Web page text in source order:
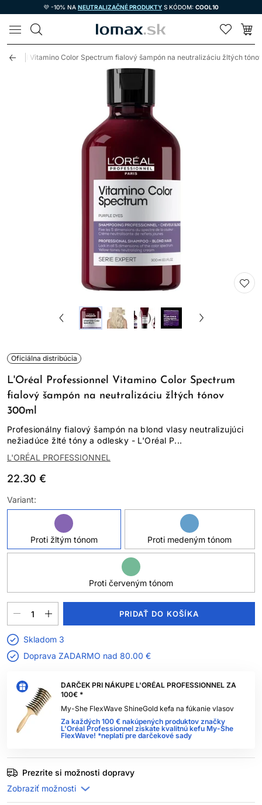
💜 -10% NA NEUTRALIZAČNÉ PRODUKTY S KÓDOM: COOL10
LOMAX
Vitamino Color Spectrum fialový šampón na neutralizáciu žltých
Oficiálna distribúcia
L'Oréal Professionnel Vitamino Color Spectrum
fialový šampón na neutralizáciu žltých tónov
300ml
Profesionálny fialový šampón na blond vlasy neutralizujúci
nežiadúce žlté tóny a odlesky - L'Oréal P...
L'ORÉAL PROFESSIONNEL
22.30 €
DARČEK PRI NÁKUPE L'ORÉAL PROFESSIONNEL ZA
100€ *
My-She FlexWave ShineGold kefa na fúkanie vlasov
Za každých 100 € nakúpených produktov značky
L'Oréal Professionnel získate kvalitnú kefu My-She
FlexWave! *neplatí pre darčekové sady
Variant:
Proti žltým tónom Proti medeným tónom
Proti červeným tónom
PRIDAŤ DO KOŠÍKA
Skladom 3
Doprava ZADARMO nad 80.00 €
Prezrite si možnosti dopravy